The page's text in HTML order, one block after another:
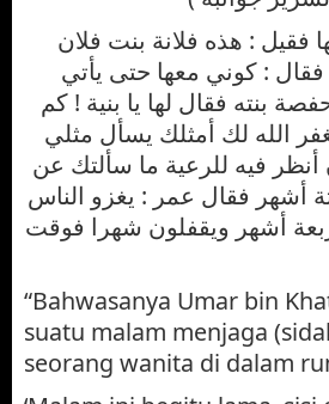
: هذه فلانة بنت فلان
فقال : كوني معها حتى يأتي
بنته فقال لها يا بنية ! كم
الله لك أمثلك يسأل مثلي
أنظر فيه للرعية ما سألتك عن
أشهر فقال عمر : يغزو الناس
أشهر ويقفلون شهرا فوقت
“Bahwasanya Umar bin
suatu malam menjaga
seorang wanita di dalam